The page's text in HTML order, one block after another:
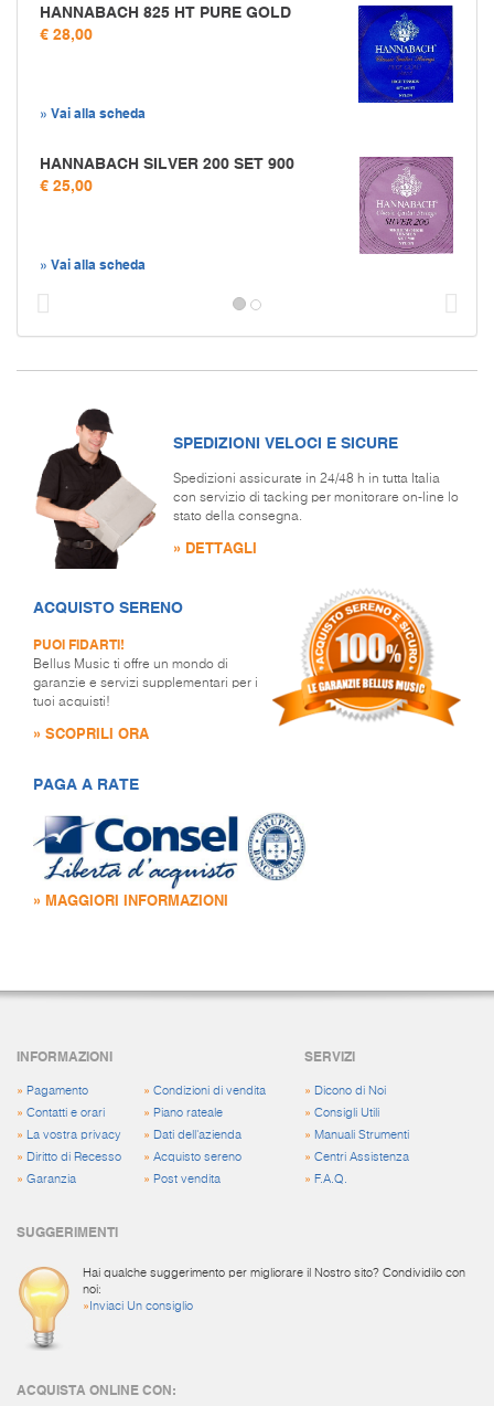
HANNABACH 825 HT PURE GOLD
€ 28,00
» Vai alla scheda
HANNABACH SILVER 200 SET 900
€ 25,00
» Vai alla scheda
SPEDIZIONI VELOCI E SICURE
Spedizioni assicurate in 24/48 h in tutta Italia
con servizio di tacking per monitorare on-line lo
stato della consegna.
» DETTAGLI
ACQUISTO SERENO
PUOI FIDARTI!
Bellus Music ti offre un mondo di
garanzie e servizi supplementari per i
tuoi acquisti!
» SCOPRILI ORA
PAGA A RATE
» MAGGIORI INFORMAZIONI
INFORMAZIONI
» Pagamento
» Contatti e orari
» La vostra privacy
» Diritto di Recesso
» Garanzia
» Condizioni di vendita
» Piano rateale
» Dati dell'azienda
» Acquisto sereno
» Post vendita
SERVIZI
» Dicono di Noi
»Consigli Utili
» Manuali Strumenti
»Centri Assistenza
» F.A.Q.
SUGGERIMENTI
Hai qualche suggerimento per migliorare il Nostro sito? Condividilo con
noi:
» Inviaci Un consiglio
ACQUISTA ONLINE CON: